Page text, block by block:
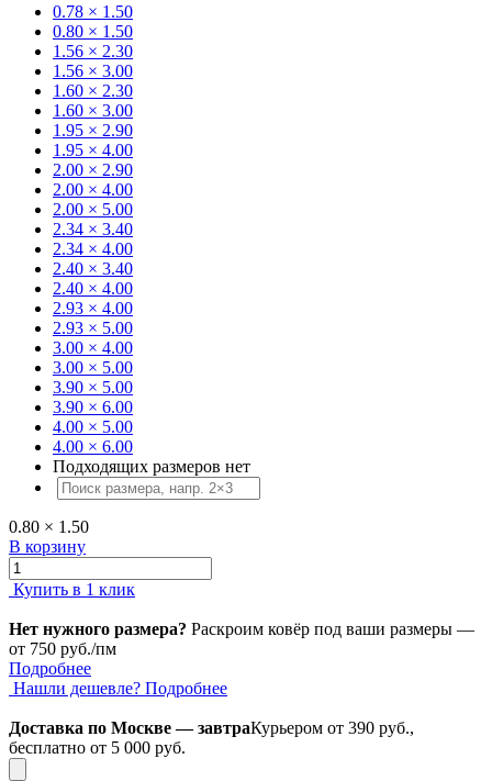
0.78 × 1.50
0.80 × 1.50
1.56 × 2.30
1.56 × 3.00
1.60 × 2.30
1.60 × 3.00
1.95 × 2.90
1.95 × 4.00
2.00 × 2.90
2.00 × 4.00
2.00 × 5.00
2.34 × 3.40
2.34 × 4.00
2.40 × 3.40
2.40 × 4.00
2.93 × 4.00
2.93 × 5.00
3.00 × 4.00
3.00 × 5.00
3.90 × 5.00
3.90 × 6.00
4.00 × 5.00
4.00 × 6.00
Подходящих размеров нет
0.80 × 1.50
В корзину
Купить в 1 клик
Нет нужного размера? Раскроим ковёр под ваши размеры —
от 750 руб./пм
Подробнее
Нашли дешевле? Подробнее
Доставка по Москве — завтраКурьером от 390 руб.,
бесплатно от 5 000 руб.